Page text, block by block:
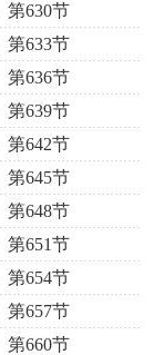
第630节
第633节
第636节
第639节
第642节
第645节
第648节
第651节
第654节
第657节
第660节